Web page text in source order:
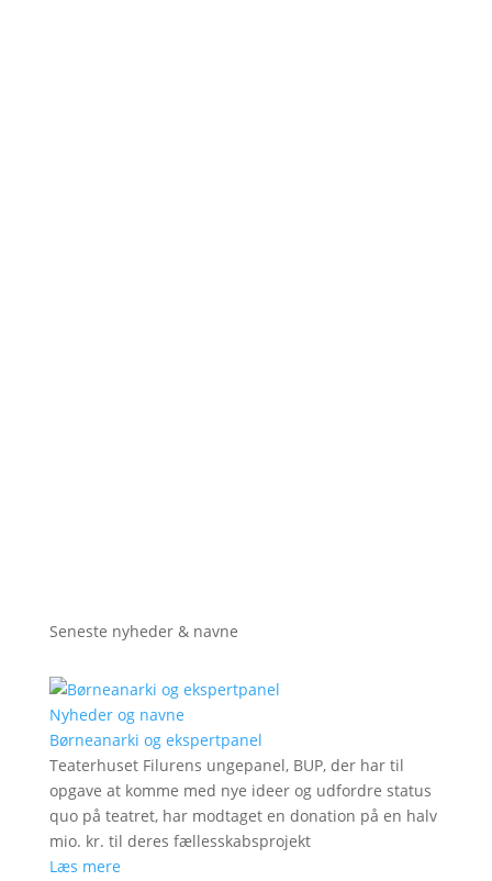
Seneste nyheder & navne
Nyheder og navne
Børneanarki og ekspertpanel
Teaterhuset Filurens ungepanel, BUP, der har til
opgave at komme med nye ideer og udfordre status
quo på teatret, har modtaget en donation på en halv
mio. kr. til deres fællesskabsprojekt
Læs mere